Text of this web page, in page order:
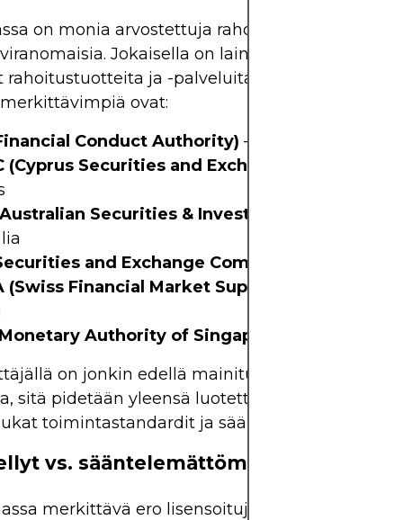
on monia arvostettuja rahoitusalan
Jokaisella on lainkäyttövalta
rahoitustuotteita ja -palveluita omalla
ovat:
Conduct Authority) – Yhdistynyt
(Cyprus Securities and Exchange
Securities & Investments
and Exchange Commission)
(Swiss Financial Market Supervisory
Authority of Singapore)
on jonkin edellä mainitun elimen
sitä pidetään yleensä luotettavampana, koska
toimintastandardit ja säännölliset
vs. sääntelemättömät välittäjät
merkittävä ero lisensoitujen (säänneltyjen)